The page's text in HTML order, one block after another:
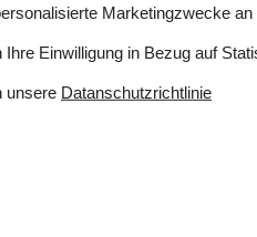
ein Besuch des Wattenmeer
Vogelarten und ein
Egal für welche Aktivitäten
und die dänische Natur von
Graerup: Kurz
Marketingzwecke an
Ihre Einwilligung in Bezug auf
unsere Datanschutzrichtlinie